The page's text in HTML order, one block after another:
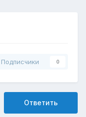
Подписчики 0
Ответить